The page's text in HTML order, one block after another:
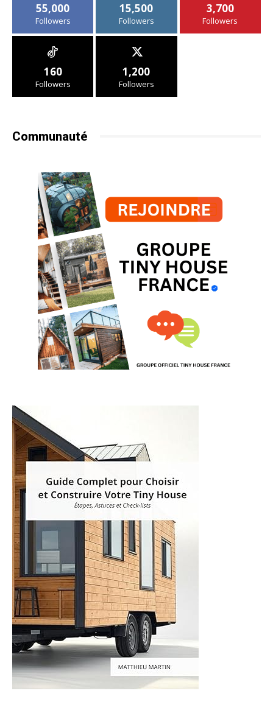
55,000
Followers
15,500
Followers
3,700
Followers
160
Followers
1,200
Followers
Communauté